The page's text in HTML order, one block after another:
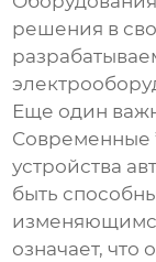
решения в
Еще один
Современные
устройства
быть
означает,